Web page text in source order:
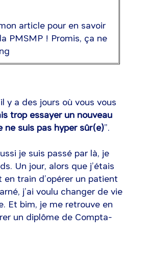
article pour en savoir
PMSMP ! Promis, ça ne
y a des jours où vous vous
trop essayer un nouveau
ne suis pas hyper sûr(e)”.
je suis passé par là, je
Un jour, alors que j’étais
train d’opérer un patient
j’ai voulu changer de vie
Et bim, je me retrouve en
un diplôme de Compta-